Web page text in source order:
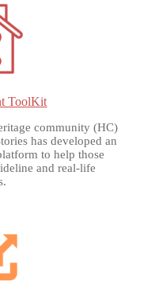
ToolKit
community (HC)
has developed an
to help those
and real-life